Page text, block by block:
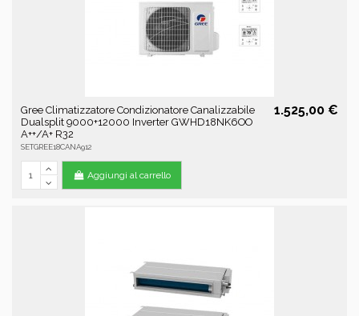
Gree Climatizzatore Condizionatore Canalizzabile
Dualsplit 9000+12000 Inverter GWHD18NK6OO
A++/A+ R32
SETGREE18CANA912
1.525,00 €
Aggiungi al carrello